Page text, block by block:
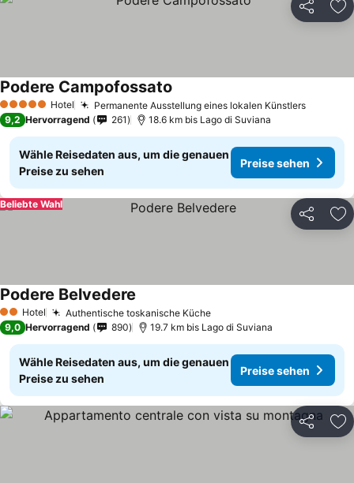
Teilen
5 Sterne Hotel Permanente Ausstellung eines lokalen Künstlers
Podere Campofossato
9,2 Hervorragend 261 18.6 km bis Lago di Suviana
Wähle Reisedaten aus, um die genauen
Preise zu sehen
Preise sehen
Teilen
Beliebte Wahl
2 Sterne
Hotel Authentische toskanische Küche
Podere Belvedere
9,0 Hervorragend 890 19.7 km bis Lago di Suviana
Wähle Reisedaten aus, um die genauen
Preise zu sehen
Preise sehen
Teilen